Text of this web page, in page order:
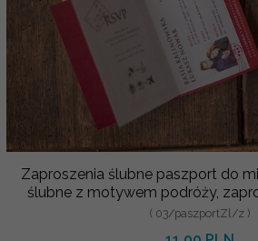
Zaproszenia ślubne paszport do
ślubne z motywem podróży,
( 03/paszportZl/z )